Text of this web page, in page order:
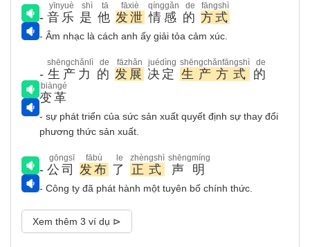
- 音乐
yīnyuè
是
shì
他
tā
发泄
fāxiè
情感
qínggǎn
的
de
方式
fāngshì
- Âm nhạc là cách anh ấy giải tỏa cảm xúc.
- 生产力
shēngchǎnlì
的
de
发展
fāzhǎn
决定
juédìng
生产方式
shēngchǎnfāngshì
的
de
变革
biàngé
- sự phát triển của sức sản xuất quyết định sự thay đổi
phương thức sản xuất.
- 公司
gōngsī
发布
fābù
了
le
正式
zhèngshì
声明
shēngmíng
- Công ty đã phát hành một tuyên bố chính thức.
Xem thêm 3 ví dụ ⊳